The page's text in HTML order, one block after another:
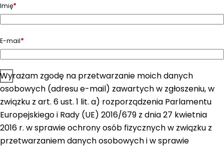
Imię*
E-mail*
Zgoda*
Wyrażam zgodę na przetwarzanie moich danych
osobowych (adresu e-mail) zawartych w zgłoszeniu, w
związku z art. 6 ust. 1 lit. a) rozporządzenia Parlamentu
Europejskiego i Rady (UE) 2016/679 z dnia 27 kwietnia
2016 r. w sprawie ochrony osób fizycznych w związku z
przetwarzaniem danych osobowych i w sprawie